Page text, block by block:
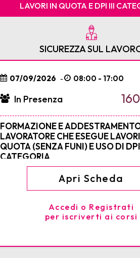
LAVORI IN QUOTA E DPI III
SICUREZZA SUL
07/09/2026 - 08:00 - 17:00
In Presenza
FORMAZIONE E
LAVORATORE CHE ESEGUE
QUOTA (SENZA FUNI) E USO DI
CATEGORIA
Apri Scheda
Accedi o Registrati
per iscriverti ai corsi